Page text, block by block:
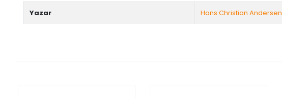
Yazar Hans Christian Andersen